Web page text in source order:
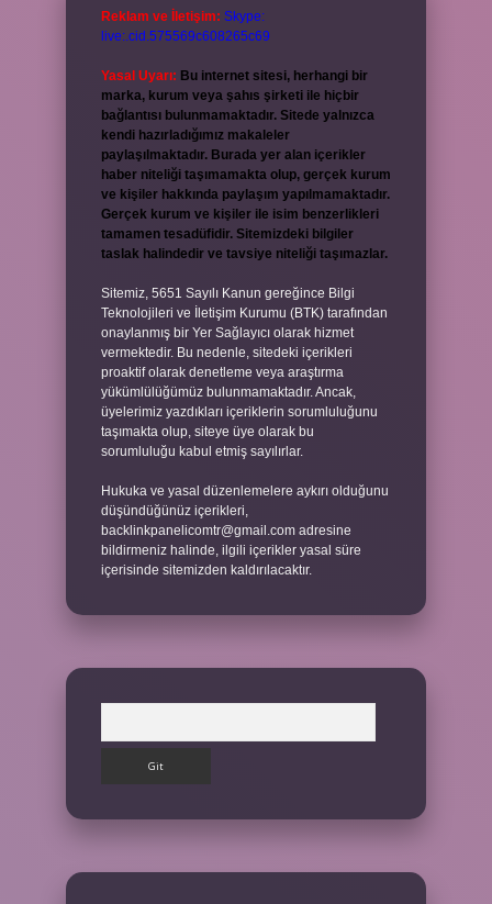
Reklam ve İletişim: Skype:
live:.cid.575569c608265c69
Yasal Uyarı: Bu internet sitesi, herhangi bir
marka, kurum veya şahıs şirketi ile hiçbir
bağlantısı bulunmamaktadır. Sitede yalnızca
kendi hazırladığımız makaleler
paylaşılmaktadır. Burada yer alan içerikler
haber niteliği taşımamakta olup, gerçek kurum
ve kişiler hakkında paylaşım yapılmamaktadır.
Gerçek kurum ve kişiler ile isim benzerlikleri
tamamen tesadüfidir. Sitemizdeki bilgiler
taslak halindedir ve tavsiye niteliği taşımazlar.
Sitemiz, 5651 Sayılı Kanun gereğince Bilgi
Teknolojileri ve İletişim Kurumu (BTK) tarafından
onaylanmış bir Yer Sağlayıcı olarak hizmet
vermektedir. Bu nedenle, sitedeki içerikleri
proaktif olarak denetleme veya araştırma
yükümlülüğümüz bulunmamaktadır. Ancak,
üyelerimiz yazdıkları içeriklerin sorumluluğunu
taşımakta olup, siteye üye olarak bu
sorumluluğu kabul etmiş sayılırlar.
Hukuka ve yasal düzenlemelere aykırı olduğunu
düşündüğünüz içerikleri,
backlinkpanelicomtr@gmail.com adresine
bildirmeniz halinde, ilgili içerikler yasal süre
içerisinde sitemizden kaldırılacaktır.